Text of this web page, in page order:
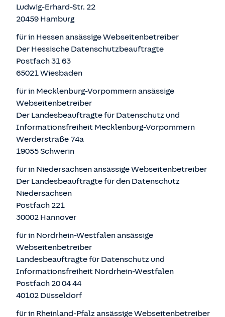
Ludwig-Erhard-Str. 22
20459 Hamburg
für in Hessen ansässige Webseitenbetreiber
Der Hessische Datenschutzbeauftragte
Postfach 31 63
65021 Wiesbaden
für in Mecklenburg-Vorpommern ansässige
Webseitenbetreiber
Der Landesbeauftragte für Datenschutz und
Informationsfreiheit Mecklenburg-Vorpommern
Werderstraße 74a
19055 Schwerin
für in Niedersachsen ansässige Webseitenbetreiber
Der Landesbeauftragte für den Datenschutz
Niedersachsen
Postfach 221
30002 Hannover
für in Nordrhein-Westfalen ansässige
Webseitenbetreiber
Landesbeauftragte für Datenschutz und
Informationsfreiheit Nordrhein-Westfalen
Postfach 20 04 44
40102 Düsseldorf
für in Rheinland-Pfalz ansässige Webseitenbetreiber